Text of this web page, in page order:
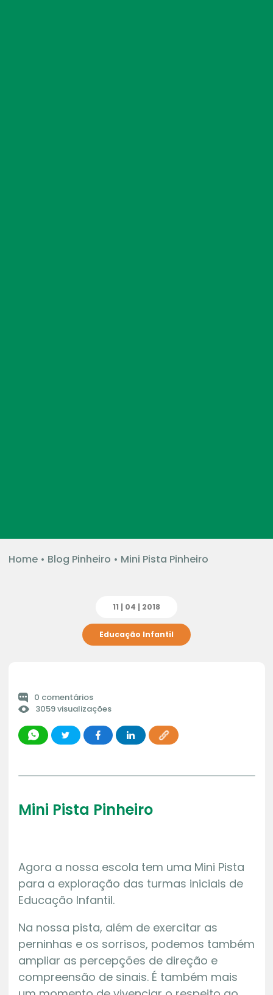
Home• Blog Pinheiro • Mini Pista Pinheiro
11 | 04 | 2018
Educação Infantil
0 comentários
3059 visualizações
Mini Pista Pinheiro
Agora a nossa escola tem uma Mini Pista
para a exploração das turmas iniciais de
Educação Infantil.
Na nossa pista, além de exercitar as
perninhas e os sorrisos, podemos também
ampliar as percepções de direção e
compreensão de sinais. É também mais